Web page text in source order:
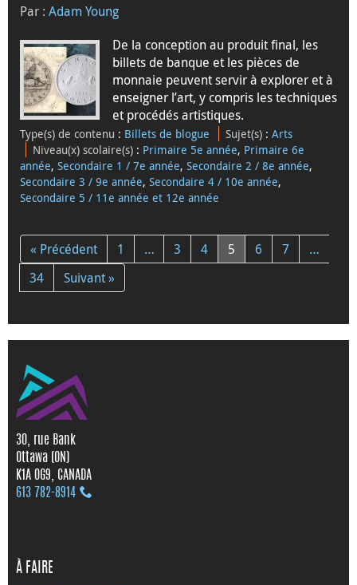
Par : Adam Young
De la conception au produit final, les
billets de banque et les pièces de
monnaie peuvent servir à explorer et à
enseigner l’art, y compris les techniques
et procédés artistiques.
Type(s) de contenu : Billets de blogue Sujet(s) :Arts
Niveau(x) scolaire(s) : Primaire 5e année, Primaire 6e
année, Secondaire 1 / 7e année, Secondaire 2 / 8e année,
Secondaire 3 / 9e année, Secondaire 4 / 10e année,
Secondaire 5 / 11e année et 12e année
« Précédent 1 … 3 4 5 6 7
…
34
Suivant »
30, rue Bank
Ottawa (ON)
K1A 0G9, CANADA
613 782‑8914
À FAIRE